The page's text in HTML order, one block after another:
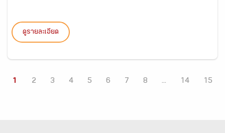
ดูรายละเอียด
1 2 3 4 5 6 7 8 ... 14 15